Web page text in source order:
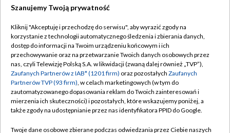
TVP
Abonament TVP
Emisja w TVP
Centrum informacji TVP
Naziemna Telewizja Cyfrowa
Regulamin TVP
Polityka prywatności
Moje zgody
Pomoc
Szanujemy Twoją prywatność
Kliknij "Akceptuję i przechodzę do serwisu", aby wyrazić zgody na
korzystanie z technologii automatycznego śledzenia i zbierania danych,
dostęp do informacji na Twoim urządzeniu końcowym i ich
przechowywanie oraz na przetwarzanie Twoich danych osobowych przez
nas, czyli Telewizję Polską S.A. w likwidacji (zwaną dalej również „TVP”),
Zaufanych Partnerów z IAB* (1201 firm) oraz pozostałych Zaufanych
Partnerów TVP (93 firm), w celach marketingowych (w tym do
zautomatyzowanego dopasowania reklam do Twoich zainteresowań i
mierzenia ich skuteczności) i pozostałych, które wskazujemy poniżej, a
także zgody na udostępnianie przez nas identyfikatora PPID do Google.
Twoje dane osobowe zbierane podczas odwiedzania przez Ciebie naszych